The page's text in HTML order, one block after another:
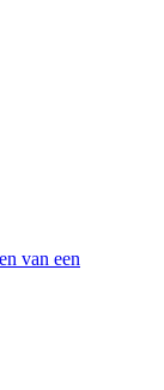
van een